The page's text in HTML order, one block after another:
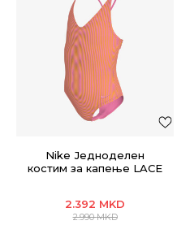
Nike Једноделен
костим за капење LACE
2.392 MKD
2.990MKD